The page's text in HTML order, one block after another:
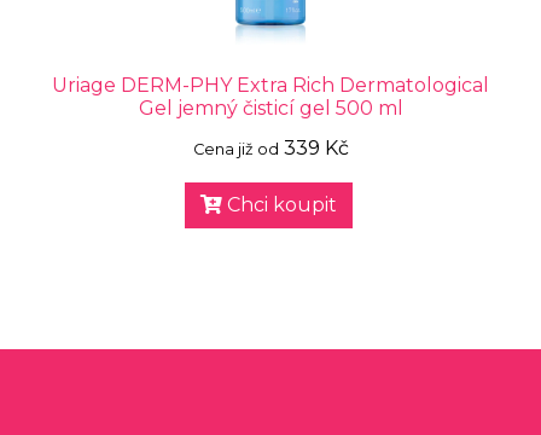
Uriage DERM-PHY Extra Rich Dermatological
Gel jemný čisticí gel 500 ml
Cena již od 339 Kč
Chci koupit